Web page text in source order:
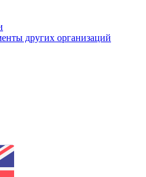
других организаций